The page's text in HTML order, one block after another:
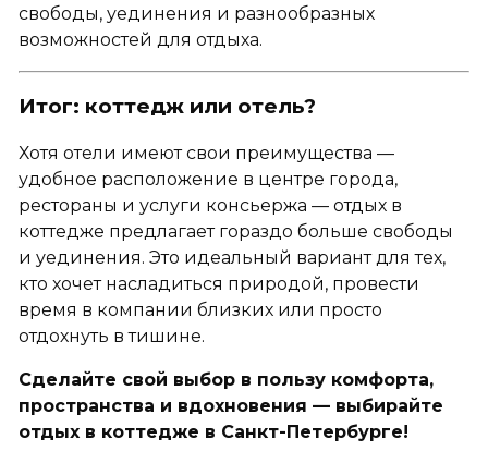
свободы, уединения и разнообразных
возможностей для отдыха.
Итог: коттедж или отель?
Хотя отели имеют свои преимущества —
удобное расположение в центре города,
рестораны и услуги консьержа — отдых в
коттедже предлагает гораздо больше свободы
и уединения. Это идеальный вариант для тех,
кто хочет насладиться природой, провести
время в компании близких или просто
отдохнуть в тишине.
Сделайте свой выбор в пользу комфорта,
пространства и вдохновения — выбирайте
отдых в коттедже в Санкт-Петербурге!